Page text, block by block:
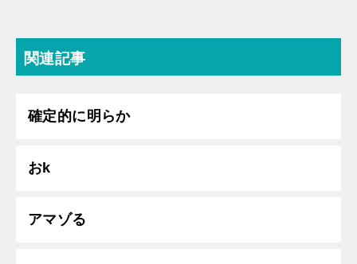
関連記事
確定的に明らか
おk
アマゾる